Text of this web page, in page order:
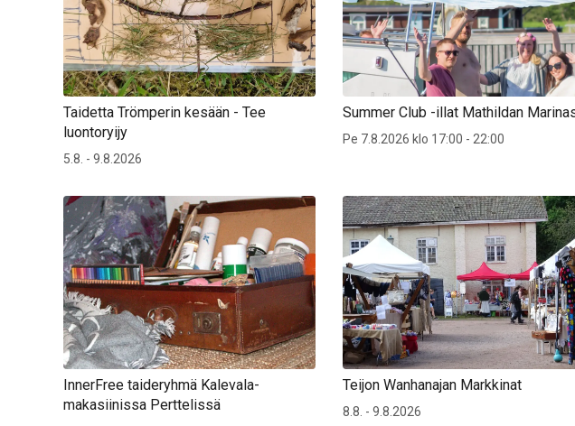
Taidetta Trömperin kesään - Tee
luontoryijy
5.8. - 9.8.2026
Summer Club -illat Mathildan
Pe 7.8.2026 klo 17:00 - 22:00
InnerFree taideryhmä Kalevala-
makasiinissa Perttelissä
Teijon Wanhanajan Markkinat
8.8. - 9.8.2026